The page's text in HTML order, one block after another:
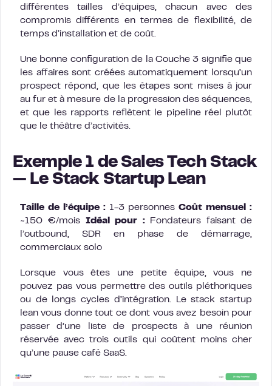
différentes tailles d’équipes, chacun avec des
compromis différents en termes de flexibilité, de
temps d’installation et de coût.
Une bonne configuration de la Couche 3 signifie que
les affaires sont créées automatiquement lorsqu’un
prospect répond, que les étapes sont mises à jour
au fur et à mesure de la progression des séquences,
et que les rapports reflètent le pipeline réel plutôt
que le théâtre d’activités.
Exemple 1 de Sales Tech Stack
— Le Stack Startup Lean
Taille de l’équipe : 1-3 personnes Coût mensuel :
~150 €/mois Idéal pour :Fondateurs faisant de
l’outbound, SDR en phase de démarrage,
commerciaux solo
Lorsque vous êtes une petite équipe, vous ne
pouvez pas vous permettre des outils pléthoriques
ou de longs cycles d’intégration. Le stack startup
lean vous donne tout ce dont vous avez besoin pour
passer d’une liste de prospects à une réunion
réservée avec trois outils qui coûtent moins cher
qu’une pause café SaaS.